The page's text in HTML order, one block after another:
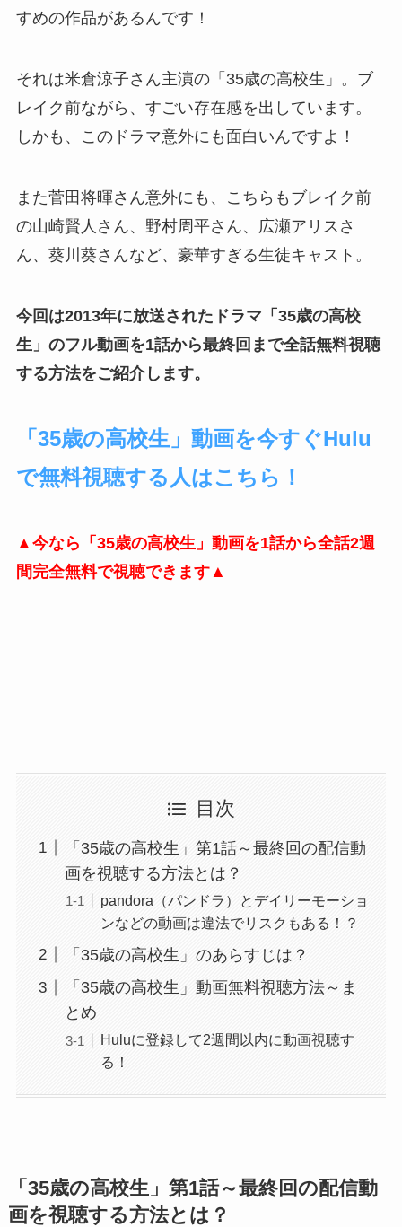
すめの作品があるんです！
それは米倉涼子さん主演の「35歳の高校生」。ブ
レイク前ながら、すごい存在感を出しています。
しかも、このドラマ意外にも面白いんですよ！
また菅田将暉さん意外にも、こちらもブレイク前
の山崎賢人さん、野村周平さん、広瀬アリスさ
ん、葵川葵さんなど、豪華すぎる生徒キャスト。
今回は2013年に放送されたドラマ「35歳の高校
生」のフル動画を1話から最終回まで全話無料視聴
する方法をご紹介します。
「35歳の高校生」動画を今すぐHulu
で無料視聴する人はこちら！
▲今なら「35歳の高校生」動画を1話から全話2週
間完全無料で視聴できます▲
目次
「35歳の高校生」第1話～最終回の配信動
画を視聴する方法とは？
pandora（パンドラ）とデイリーモーショ
ンなどの動画は違法でリスクもある！？
「35歳の高校生」のあらすじは？
「35歳の高校生」動画無料視聴方法～ま
とめ
Huluに登録して2週間以内に動画視聴す
る！
「 35歳の高校生」第1話～最終回の配信動
画を視聴する方法とは？